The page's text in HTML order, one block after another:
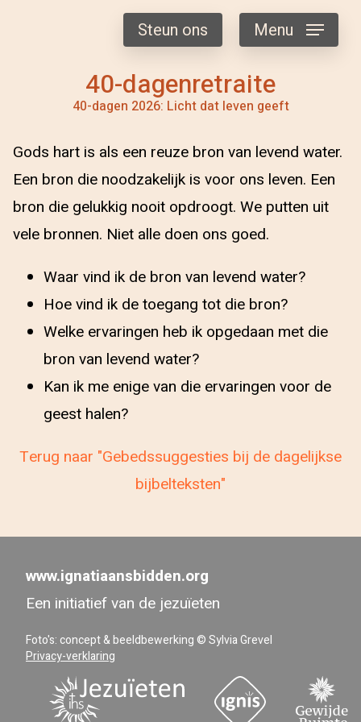
40-dagenretraite
40-dagen 2026: Licht dat leven geeft
Steun ons Menu
Gods hart is als een reuze bron van levend water.
Een bron die noodzakelijk is voor ons leven. Een
bron die gelukkig nooit opdroogt. We putten uit
vele bronnen. Niet alle doen ons goed.
Waar vind ik de bron van levend water?
Hoe vind ik de toegang tot die bron?
Welke ervaringen heb ik opgedaan met die
bron van levend water?
Kan ik me enige van die ervaringen voor de
geest halen?
Terug naar "Gebedssuggesties bij de dagelijkse
bijbelteksten"
www.ignatiaansbidden.org
Een initiatief van de jezuïeten
Foto's: concept & beeldbewerking © Sylvia Grevel
Privacy-verklaring